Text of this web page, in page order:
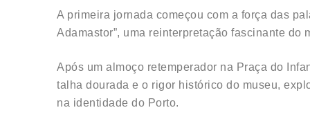
A primeira jornada começou com a força das
Adamastor”, uma reinterpretação fascinante
Após um almoço retemperador na Praça do
talha dourada e o rigor histórico do museu,
na identidade do Porto.